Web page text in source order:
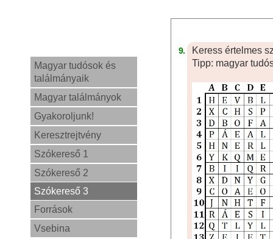
Magyar tudósok és
találmányaik
Magyar találmányok
Gyakoroljunk!
Keresztrejtvény
Szókereső 1
Szókereső 2
Szókereső 3
Források
Vsebina
9.
Keress értelmes
Tipp: magyar